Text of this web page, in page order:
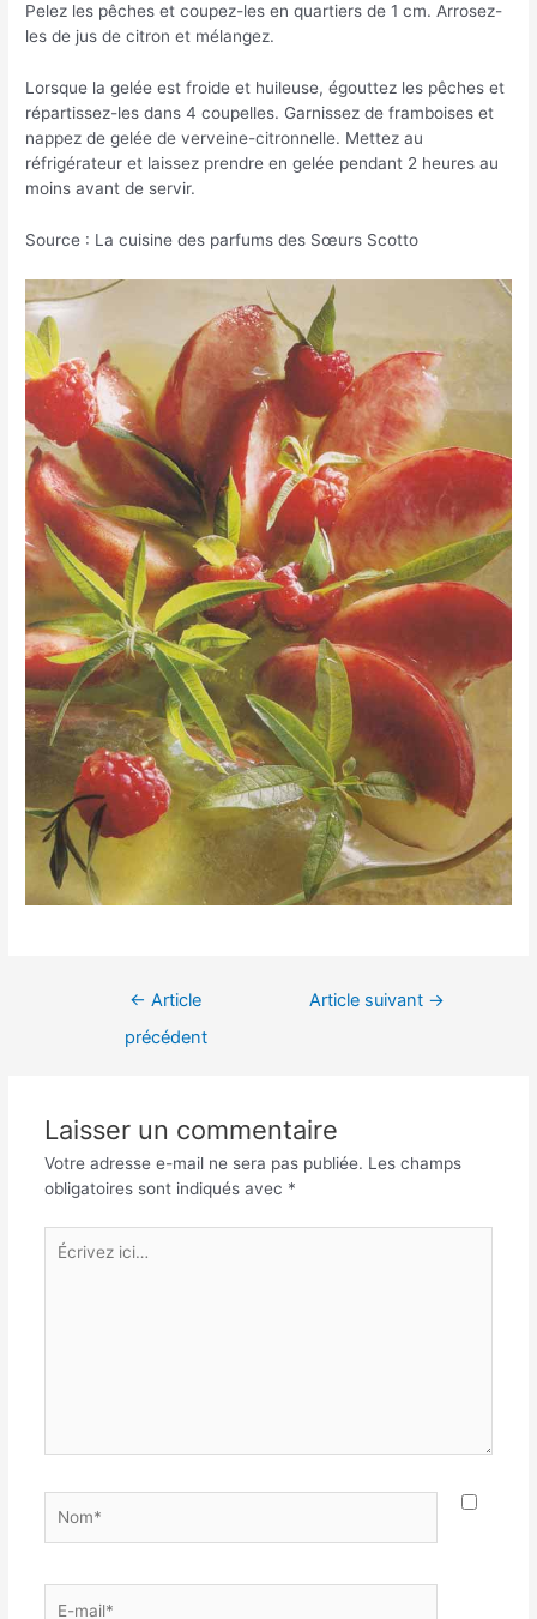
Pelez les pêches et coupez-les en quartiers de 1 cm. Arrosez-
les de jus de citron et mélangez.
Lorsque la gelée est froide et huileuse, égouttez les pêches et
répartissez-les dans 4 coupelles. Garnissez de framboises et
nappez de gelée de verveine-citronnelle. Mettez au
réfrigérateur et laissez prendre en gelée pendant 2 heures au
moins avant de servir.
Source : La cuisine des parfums des Sœurs Scotto
Navigation← Article
précédent
Article suivant →
Laisser un commentaire
Votre adresse e-mail ne sera pas publiée. Les champs
obligatoires sont indiqués avec *
Écrivez
ici…